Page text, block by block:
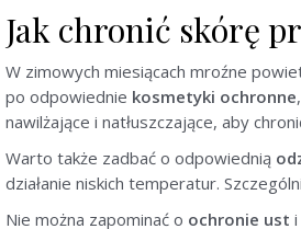
Jak chronić skórę
W zimowych miesiącach mroźne
po odpowiednie kosmetyki ochronne
nawilżające i natłuszczające, aby
Warto także zadbać o odpowiednią
działanie niskich temperatur.
Nie można zapominać o ochronie ust i